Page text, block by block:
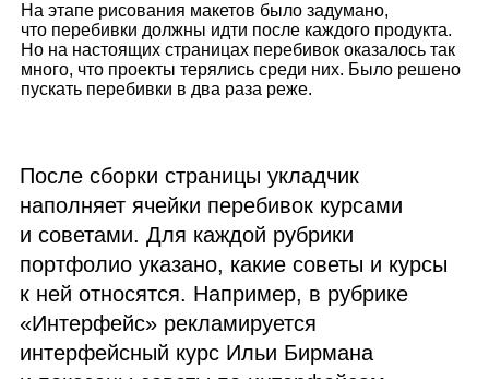
На этапе рисования макетов было задумано,
что перебивки должны идти после каждого продукта.
Но на настоящих страницах перебивок оказалось так
много, что проекты терялись среди них. Было решено
пускать перебивки в два раза реже.
После сборки страницы укладчик
наполняет ячейки перебивок курсами
и советами. Для каждой рубрики
портфолио указано, какие советы и курсы
к ней относятся. Например, в рубрике
«Интерфейс» рекламируется
интерфейсный курс Ильи Бирмана